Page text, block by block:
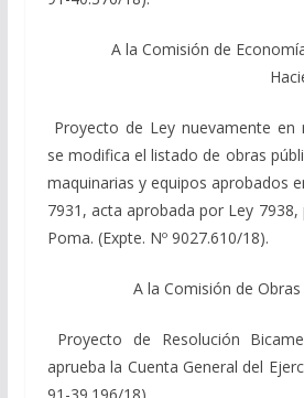
A la Comisión de
Proyecto de Ley nuevamente en
se modifica el listado de obras
maquinarias y equipos aprobados
7931, acta aprobada por Ley
Poma. (Expte. Nº 9027.610/18).
A la Comisión de
Proyecto de Resolución
aprueba la Cuenta General del